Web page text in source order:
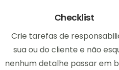
Checklist
Crie tarefas de
sua ou do cliente e não
nenhum detalhe passar em